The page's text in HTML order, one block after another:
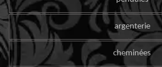
argenterie
cheminées